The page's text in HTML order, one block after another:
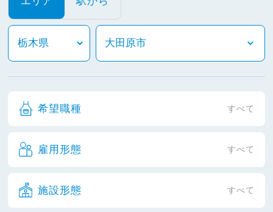
希望職種 すべて
雇用形態 すべて
施設形態 すべて